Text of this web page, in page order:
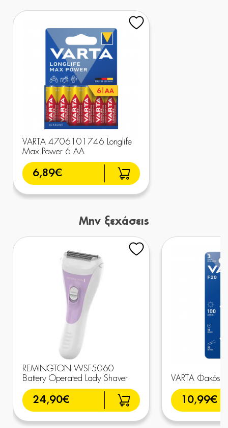
VARTA 4706101746 Longlife
Max Power 6 AA
6,89€
Μην ξεχάσεις
REMINGTON WSF5060
Battery Operated Lady Shaver
24,90€
VARTA Φακός
10,99€